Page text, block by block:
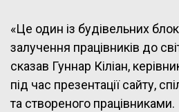
«Це один із будівельних
залучення працівників до
сказав Гуннар Кіліан,
під час презентації сайту,
та створеного працівниками.